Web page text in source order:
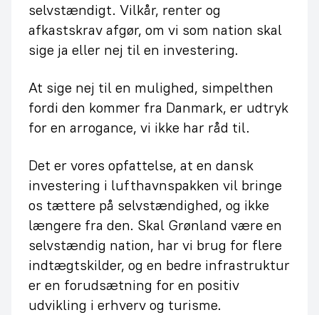
selvstændigt. Vilkår, renter og
afkastskrav afgør, om vi som nation skal
sige ja eller nej til en investering.
At sige nej til en mulighed, simpelthen
fordi den kommer fra Danmark, er udtryk
for en arrogance, vi ikke har råd til.
Det er vores opfattelse, at en dansk
investering i lufthavnspakken vil bringe
os tættere på selvstændighed, og ikke
længere fra den. Skal Grønland være en
selvstændig nation, har vi brug for flere
indtægtskilder, og en bedre infrastruktur
er en forudsætning for en positiv
udvikling i erhverv og turisme.